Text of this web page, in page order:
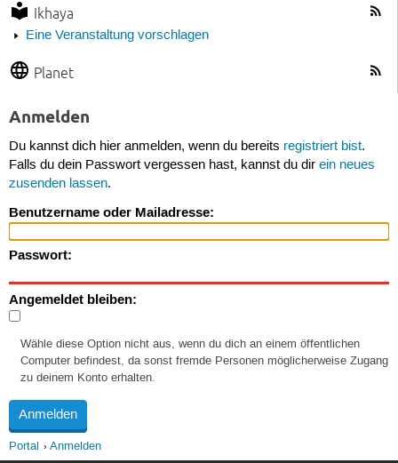
Ikhaya
Eine Veranstaltung vorschlagen
Planet
Anmelden
Du kannst dich hier anmelden, wenn du bereits registriert bist.
Falls du dein Passwort vergessen hast, kannst du dir ein neues
zusenden lassen.
Benutzername oder Mailadresse:
Passwort:
Angemeldet bleiben:
Wähle diese Option nicht aus, wenn du dich an einem öffentlichen
Computer befindest, da sonst fremde Personen möglicherweise Zugang
zu deinem Konto erhalten.
Portal Anmelden